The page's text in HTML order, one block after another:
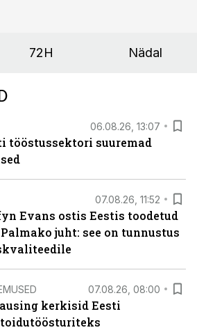
72H Nädal
06.08.26, 13:07
tööstussektori suuremad
07.08.26, 11:52
Evans ostis Eestis toodetud
juht: see on tunnustus
07.08.26, 08:00
kerkisid Eesti